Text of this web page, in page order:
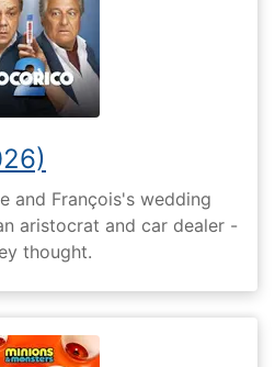
and François's wedding
aristocrat and car dealer -
thought.